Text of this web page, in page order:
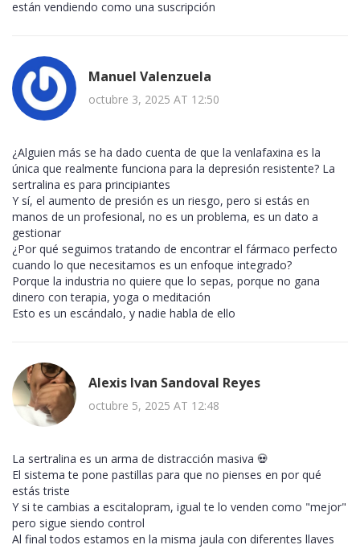
están vendiendo como una suscripción
Manuel Valenzuela
octubre 3, 2025 AT 12:50
¿Alguien más se ha dado cuenta de que la venlafaxina es la
única que realmente funciona para la depresión resistente? La
sertralina es para principiantes
Y sí, el aumento de presión es un riesgo, pero si estás en
manos de un profesional, no es un problema, es un dato a
gestionar
¿Por qué seguimos tratando de encontrar el fármaco perfecto
cuando lo que necesitamos es un enfoque integrado?
Porque la industria no quiere que lo sepas, porque no gana
dinero con terapia, yoga o meditación
Esto es un escándalo, y nadie habla de ello
Alexis Ivan Sandoval Reyes
octubre 5, 2025 AT 12:48
La sertralina es un arma de distracción masiva 💀
El sistema te pone pastillas para que no pienses en por qué
estás triste
Y si te cambias a escitalopram, igual te lo venden como "mejor"
pero sigue siendo control
Al final todos estamos en la misma jaula con diferentes llaves